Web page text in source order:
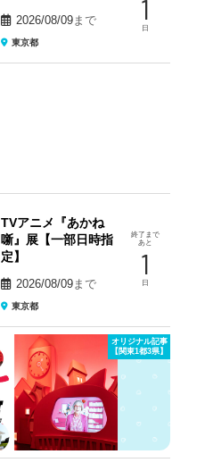
2026/08/09まで
東京都
1
日
TVアニメ『あかね
噺』展【一部日時指
定】
2026/08/09まで
東京都
終了まで
あと
1
日
オリジナル記事
【関東1都3県】